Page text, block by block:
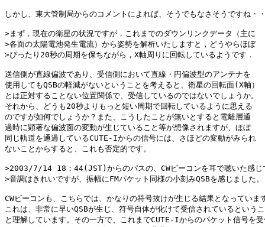
しかし、東大管制局からのコメントによれば、そうでもなさそうですね・
>まず，現在の衛星の状況ですが，これまでのダウンリンクデータ（主に
>各面の太陽電池発生電流）から姿勢を解析いたしますと，どうやらほぼ
>ぴったり20秒の周期を保ちながら，X軸周りに回転しているようです．
送信側が直線偏波であり、受信側において直線・円偏波型のアンテナを
使用してもQSBの軽減がないということを考えると、衛星の回転面(X軸）
とは正対することない位置関係で、受信しているのではないでしょうか。
それから、どうも20秒よりもっと短い周期で回転しているように思える
のですが如何でしょうか？また、こうしたことが無いとすると電離層通
過時に顕著な偏波面の変動が生じていること等が想像されますが、ほぼ
同じ軌道を通過しているCUTE-Iからの信号には、さほどの変動がみられ
ないことからすると、これも否定的です。
>2003/7/14 18：44(JST)からのパスの、CWビーコンを耳で聴いた感じ
>音調はきれいですが、振幅にFMパケット同様の小刻みQSBを感じました。
CWビーコンも、こちらでは、かなりの符号抜けが生じる結果となっていま
これは、非常に早いQSBが生じ、符号自体が化けて受信されているという
と理解しています。その一方で、これまでCUTE-Iからのパケット信号を